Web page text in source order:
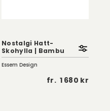
Nostalgi Hatt-
Skohylla | Bambu
Essem Design
fr. 1 680 kr